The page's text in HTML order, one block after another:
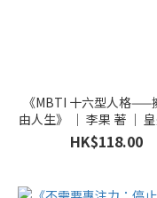
《MBTI 十六型人格——
由人生》 ｜ 李果 著 ｜
社
HK$118.00